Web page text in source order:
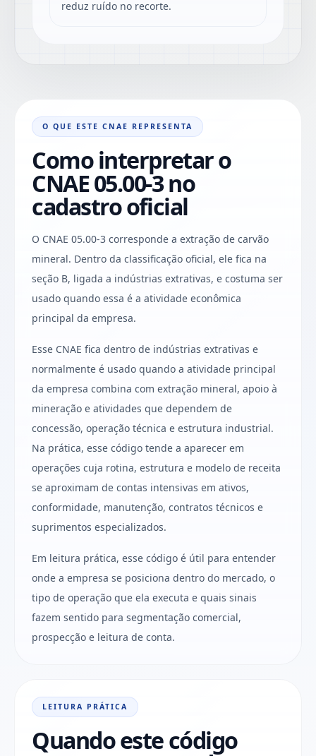
reduz ruído no recorte.
O QUE ESTE CNAE REPRESENTA
Como interpretar o
CNAE 05.00-3 no
cadastro oficial
O CNAE 05.00-3 corresponde a extração de carvão
mineral. Dentro da classificação oficial, ele fica na
seção B, ligada a indústrias extrativas, e costuma ser
usado quando essa é a atividade econômica
principal da empresa.
Esse CNAE fica dentro de indústrias extrativas e
normalmente é usado quando a atividade principal
da empresa combina com extração mineral, apoio à
mineração e atividades que dependem de
concessão, operação técnica e estrutura industrial.
Na prática, esse código tende a aparecer em
operações cuja rotina, estrutura e modelo de receita
se aproximam de contas intensivas em ativos,
conformidade, manutenção, contratos técnicos e
suprimentos especializados.
Em leitura prática, esse código é útil para entender
onde a empresa se posiciona dentro do mercado, o
tipo de operação que ela executa e quais sinais
fazem sentido para segmentação comercial,
prospecção e leitura de conta.
LEITURA PRÁTICA
Quando este código